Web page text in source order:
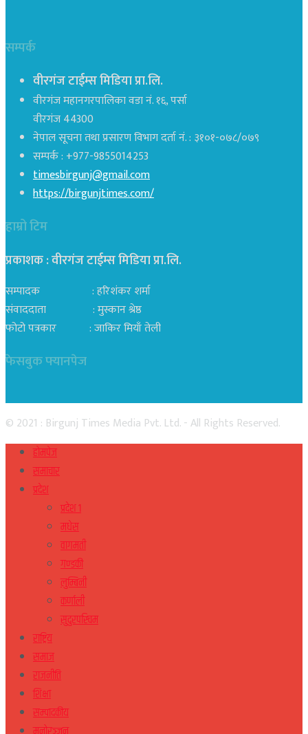
सम्पर्क
वीरगंज टाईम्स मिडिया प्रा.लि.
वीरगंज महानगरपालिका वडा नं. १६, पर्सा
वीरगंज 44300
नेपाल सूचना तथा प्रसारण विभाग दर्ता नं. : ३१०१-०७८/०७९
सम्पर्क : +977-9855014253
timesbirgunj@gmail.com
https://birgunjtimes.com/
हाम्रो टिम
प्रकाशक : वीरगंज टाईम्स मिडिया प्रा‍.लि.
सम्पादक : हरिशंकर शर्मा
संवाददाता : मुस्कान श्रेष्ठ
फोटो पत्रकार : जाकिर मियाँ तेली
फेसबुक फ्यानपेज
© 2021 : Birgunj Times Media Pvt. Ltd. - All Rights Reserved.
होमपेज
समाचार
प्रदेश
प्रदेश १
मधेस
वागमती
गण्डकी
लुम्बिनी
कर्णाली
सुदुरपस्चिम
राष्ट्रिय
समाज
राजनीति
शिक्षा
सम्पादकीय